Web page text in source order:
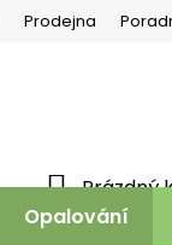
Prodejna
Prázdný
Opalování